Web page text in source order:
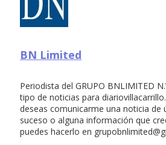
BN Limited
Periodista del GRUPO BNLIMITED
tipo de noticias para
deseas comunicarme una noticia de
suceso o alguna información que
puedes hacerlo en